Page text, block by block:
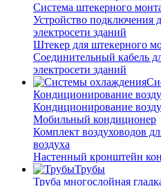
Система штекерного
Устройство подключения
электросети зданий
Штекер для штекерного
Соединительный кабель
электросети зданий
Кондиционирование
Кондиционирование
Мобильный кондиционер
Комплект воздуховодов
воздуха
Настенный кронштейн
Трубы
Труба многослойная